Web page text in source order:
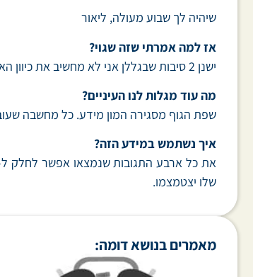
שיהיה לך שבוע מעולה, ליאור
אז למה אמרתי שזה שגוי?
ישנן 2 סיבות שבגללן אני לא מחשיב את כיוון האישון כאמצעי חד משמעי לגילוי שקרנים:
מה עוד מגלות לנו העיניים?
שפת הגוף מסגירה המון מידע. כל מחשבה
איך נשתמש במידע הזה?
שלו יצטמצמו.
מאמרים בנושא דומה: